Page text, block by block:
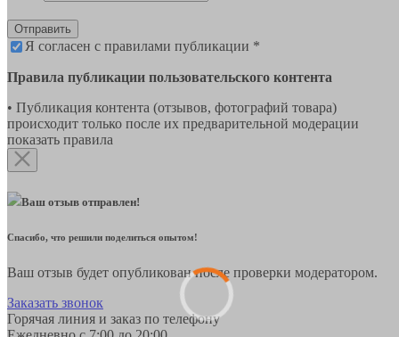
Отправить
Я согласен с правилами публикации *
Правила публикации пользовательского контента
• Публикация контента (отзывов, фотографий товара)
происходит только после их предварительной модерации
показать правила
Ваш отзыв отправлен!
Спасибо, что решили поделиться опытом!
Ваш отзыв будет опубликован после проверки модератором.
Заказать звонок
Горячая линия и заказ по телефону